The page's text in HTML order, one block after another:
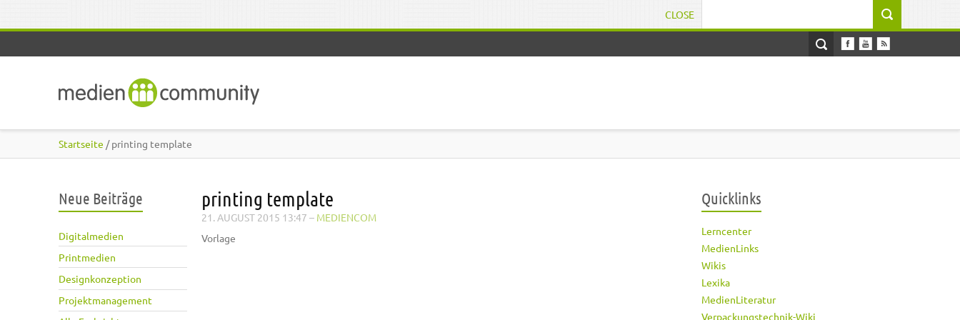
CLOSE
Startseite / printing template
Neue Beiträge
Digitalmedien
Printmedien
Designkonzeption
Projektmanagement
printing template
21. AUGUST 2015 13:47 – MEDIENCOM
Vorlage
Quicklinks
Lerncenter
MedienLinks
Wikis
Lexika
MedienLiteratur
Verpackungstechnik-Wiki